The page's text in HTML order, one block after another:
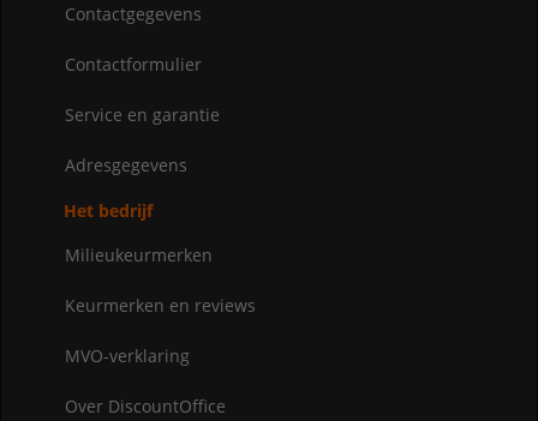
Contactgegevens
Contactformulier
Service en garantie
Adresgegevens
Het bedrijf
Milieukeurmerken
Keurmerken en reviews
MVO-verklaring
Over DiscountOffice